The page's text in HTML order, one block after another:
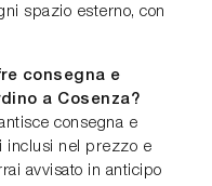
spazio esterno, con
consegna e
a Cosenza?
consegna e
inclusi nel prezzo e
avvisato in anticipo